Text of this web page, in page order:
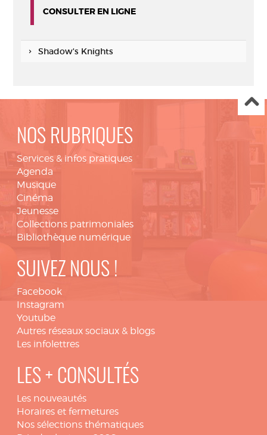
CONSULTER EN LIGNE
Shadow's Knights
NOS RUBRIQUES
Services & infos pratiques
Agenda
Musique
Cinéma
Jeunesse
Collections patrimoniales
Bibliothèque numérique
SUIVEZ NOUS !
Facebook
Instagram
Youtube
Autres réseaux sociaux & blogs
Les infolettres
LES + CONSULTÉS
Les nouveautés
Horaires et fermetures
Nos sélections thématiques